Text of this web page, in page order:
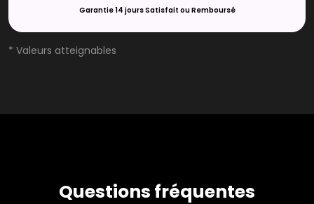
Garantie 14 jours Satisfait ou Remboursé
* Valeurs atteignables
Questions fréquentes